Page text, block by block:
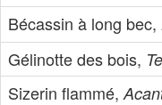
Bécassin à long bec,
Gélinotte des bois,
Sizerin flammé,